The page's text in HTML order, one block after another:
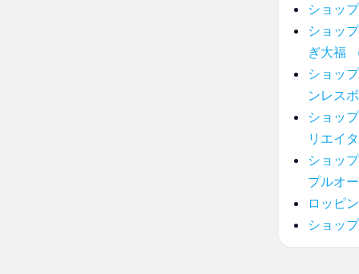
ショッ
ショッ
ぎ大福
ショッ
ンレス
ショッ
リエイ
ショッ
プルオ
ロッピ
ショッ